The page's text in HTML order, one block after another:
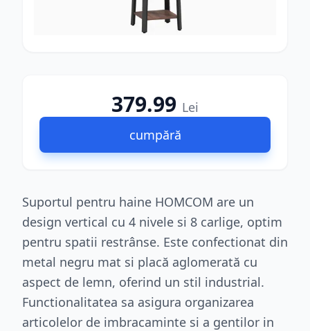
379.99 Lei
cumpără
Suportul pentru haine HOMCOM are un
design vertical cu 4 nivele si 8 carlige, optim
pentru spatii restrânse. Este confectionat din
metal negru mat si placă aglomerată cu
aspect de lemn, oferind un stil industrial.
Functionalitatea sa asigura organizarea
articolelor de imbracaminte si a gentilor in